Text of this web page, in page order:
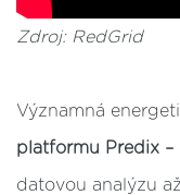
Zdroj: RedGrid
Významná
platformu Predix –
datovou analýzu